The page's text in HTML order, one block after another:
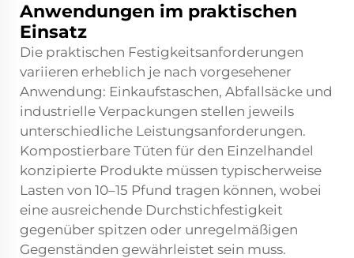
Anwendungen im praktischen
Einsatz
Die praktischen Festigkeitsanforderungen
variieren erheblich je nach vorgesehener
Anwendung: Einkaufstaschen, Abfallsäcke und
industrielle Verpackungen stellen jeweils
unterschiedliche Leistungsanforderungen.
Kompostierbare Tüten für den Einzelhandel
konzipierte Produkte müssen typischerweise
Lasten von 10–15 Pfund tragen können, wobei
eine ausreichende Durchstichfestigkeit
gegenüber spitzen oder unregelmäßigen
Gegenständen gewährleistet sein muss.